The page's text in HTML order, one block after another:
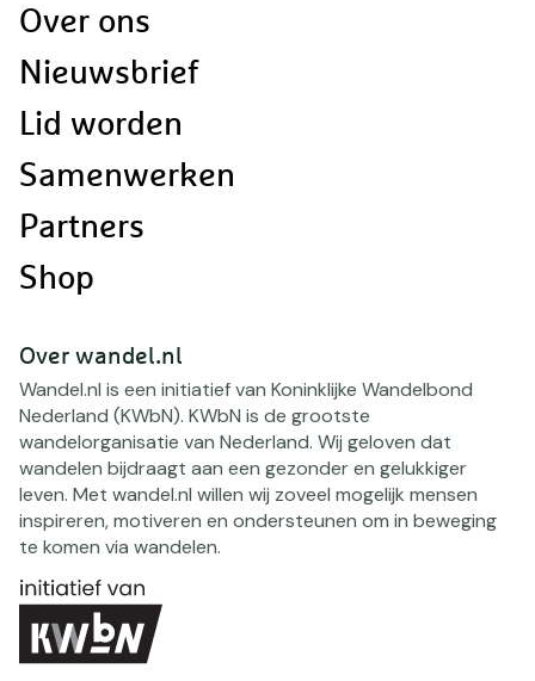
Doormat
Over ons
Nieuwsbrief
Lid worden
Samenwerken
Partners
Shop
Over wandel.nl
Wandel.nl is een initiatief van Koninklijke Wandelbond
Nederland (KWbN). KWbN is de grootste
wandelorganisatie van Nederland. Wij geloven dat
wandelen bijdraagt aan een gezonder en gelukkiger
leven. Met wandel.nl willen wij zoveel mogelijk mensen
inspireren, motiveren en ondersteunen om in beweging
te komen via wandelen.